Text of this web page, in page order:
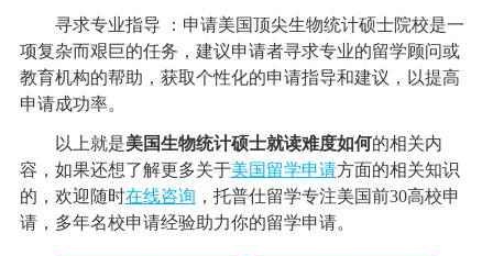
寻求专业指导 ：申请美国顶尖生物统计硕士院校是一
项复杂而艰巨的任务，建议申请者寻求专业的留学顾问或
教育机构的帮助，获取个性化的申请指导和建议，以提高
申请成功率。
以上就是美国生物统计硕士就读难度如何的相关内
容，如果还想了解更多关于美国留学申请方面的相关知识
的，欢迎随时在线咨询 ，托普仕留学专注美国前30高校申
请，多年名校申请经验助力你的留学申请。